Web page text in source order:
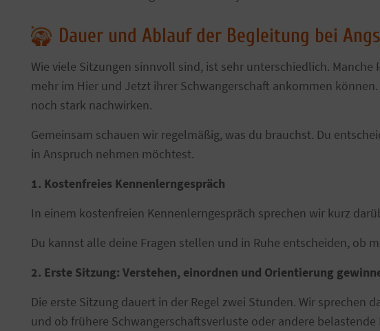
Dauer und Ablauf der Begleitung bei
Wie viele Sitzungen sinnvoll sind, ist sehr unterschiedlich.
mehr im Hier und Jetzt ihrer Schwangerschaft ankommen
noch stark nachwirken.
Gemeinsam schauen wir regelmäßig, was du brauchst. Du
in Anspruch nehmen möchtest.
1. Kostenfreies Kennenlerngespräch
In einem kostenfreien Kennenlerngespräch sprechen wir kurz
Du kannst alle deine Fragen stellen und in Ruhe entscheiden, ob
2. Erste Sitzung: Verstehen, einordnen und Orientierung
Die erste Sitzung dauert in der Regel zwei Stunden. Wir sprechen
und ob frühere Schwangerschaftsverluste oder andere